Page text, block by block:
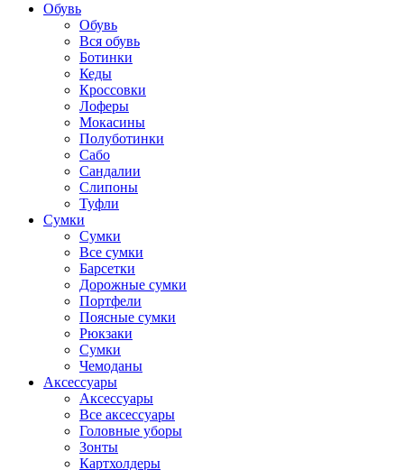
Обувь
Обувь
Вся обувь
Ботинки
Кеды
Кроссовки
Лоферы
Мокасины
Полуботинки
Сабо
Сандалии
Слипоны
Туфли
Сумки
Сумки
Все сумки
Барсетки
Дорожные сумки
Портфели
Поясные сумки
Рюкзаки
Сумки
Чемоданы
Аксессуары
Аксессуары
Все аксессуары
Головные уборы
Зонты
Картхолдеры